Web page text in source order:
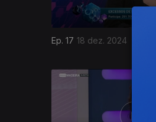
Ep. 17 18 dez. 2024